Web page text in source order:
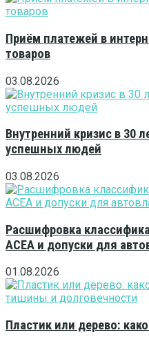
Приём платежей в
товаров
03.08.2026
Внутренний кризис в 30
успешных людей
03.08.2026
Расшифровка
ACEA и допуски для
01.08.2026
Пластик или дерево: